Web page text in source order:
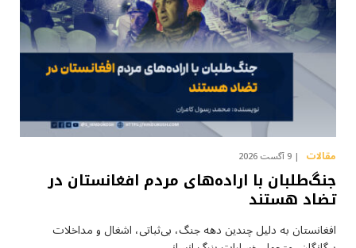
مقالات 9 آگست 2026
جنگ‌طلبان با اراده‌های مردم افغانستان در
تضاد هستند
افغانستان به دلیل چندین دهه جنگ، بی‌ثباتی، اشغال و مداخلات